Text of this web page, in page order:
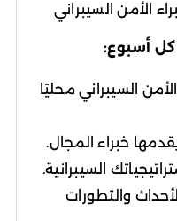
الأمن السيبراني
كل أسبوع:
السيبراني محليًا
خبراء المجال.
السيبرانية.
والتطورات